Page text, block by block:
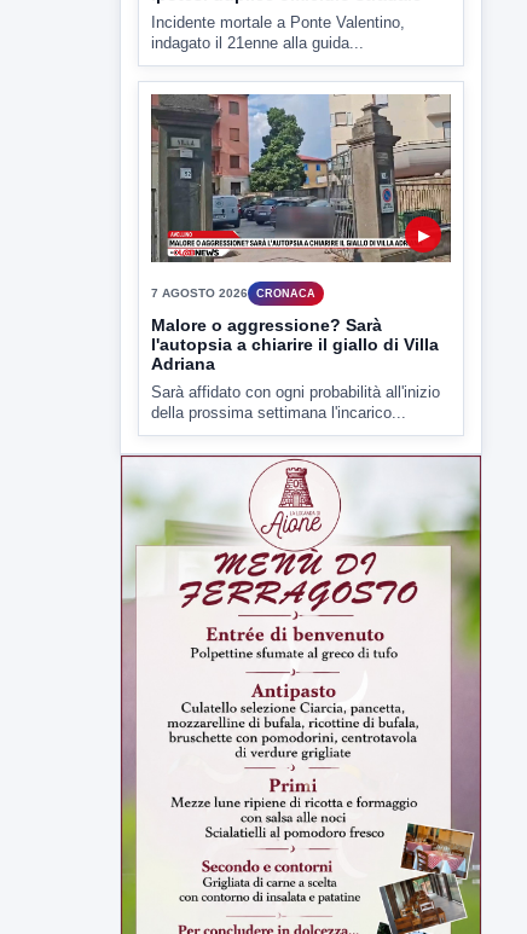
Miasmi e Calore, l'ASL parla
attraverso il Comune
Nessuna nuova moria di pesci e nessuna
criticità igienico-sanitaria nel...
7 AGOSTO 2026 CRONACA
Ponte Valentino,21enne indagato:
ipotesi duplice omicidio stradale
Incidente mortale a Ponte Valentino,
indagato il 21enne alla guida...
CRONACA
Malore o aggressione? Sarà
l'autopsia a chiarire il giallo di Villa
Sarà affidato con ogni probabilità all'inizio
della prossima settimana l'incarico...